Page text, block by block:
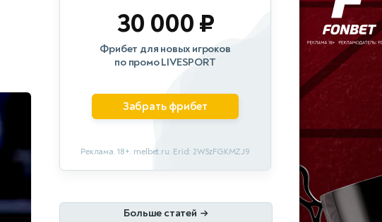
30 000 ₽
Фрибет для новых игроков
по промо LIVESPORT
Забрать фрибет
Реклама. 18+. melbet.ru. Erid: 2W5zFGKMZJ9
Больше статей →